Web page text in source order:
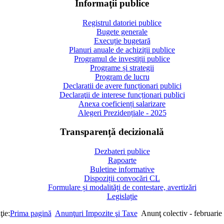
Informaţii publice
Registrul datoriei publice
Bugete generale
Execuție bugetară
Planuri anuale de achiziții publice
Programul de investiții publice
Programe și strategii
Program de lucru
Declaratii de avere funcționari publici
Declaraţii de interese funcționari publici
Anexa coeficienți salarizare
Alegeri Prezidențiale - 2025
Transparență decizională
Dezbateri publice
Rapoarte
Buletine informative
Dispoziții convocări CL
Formulare și modalități de contestare, avertizări
Legislație
Prima pagină Anunţuri Impozite şi Taxe Anunţ colectiv - februarie